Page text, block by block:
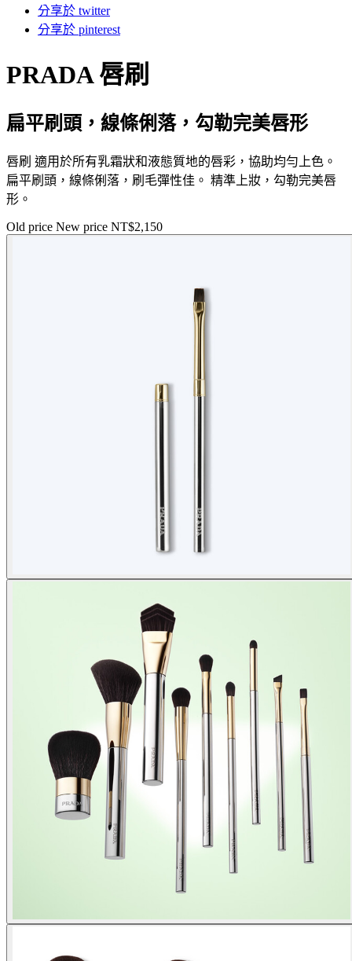
分享於 twitter
分享於 pinterest
PRADA 唇刷
扁平刷頭，線條俐落，勾勒完美唇形
唇刷 適用於所有乳霜狀和液態質地的唇彩，協助均勻上色。
扁平刷頭，線條俐落，刷毛彈性佳。 精準上妝，勾勒完美唇
形。
Old price New price NT$2,150